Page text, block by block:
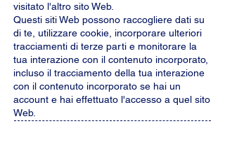
visitato l'altro sito Web.
Questi siti Web possono raccogliere dati su
di te, utilizzare cookie, incorporare ulteriori
tracciamenti di terze parti e monitorare la
tua interazione con il contenuto incorporato,
incluso il tracciamento della tua interazione
con il contenuto incorporato se hai un
account e hai effettuato l'accesso a quel sito
Web.